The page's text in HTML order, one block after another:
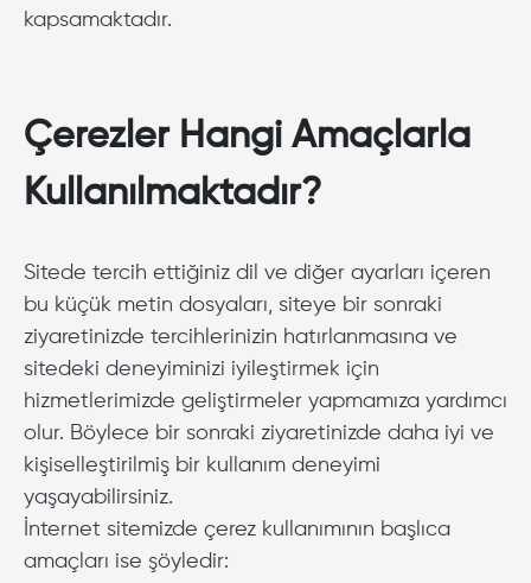
kapsamaktadır.
Çerezler Hangi Amaçlarla
Kullanılmaktadır?
Sitede tercih ettiğiniz dil ve diğer ayarları içeren
bu küçük metin dosyaları, siteye bir sonraki
ziyaretinizde tercihlerinizin hatırlanmasına ve
sitedeki deneyiminizi iyileştirmek için
hizmetlerimizde geliştirmeler yapmamıza yardımcı
olur. Böylece bir sonraki ziyaretinizde daha iyi ve
kişiselleştirilmiş bir kullanım deneyimi
yaşayabilirsiniz.
İnternet sitemizde çerez kullanımının başlıca
amaçları ise şöyledir: